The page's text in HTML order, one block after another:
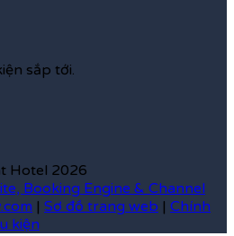
sắp tới.
Hotel 2026
Booking Engine & Channel
| Sơ đồ trang web | Chính
kiện